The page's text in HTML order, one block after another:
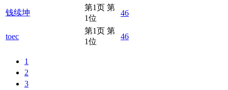
钱续坤
第1页 第
1位
46
toec
第1页 第
1位
46
1
2
3